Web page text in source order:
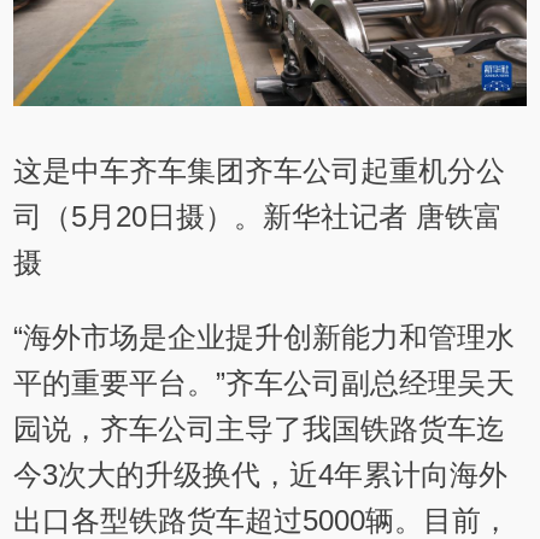
这是中车齐车集团齐车公司起重机分公
司（5月20日摄）。新华社记者 唐铁富
摄
“海外市场是企业提升创新能力和管理水
平的重要平台。”齐车公司副总经理吴天
园说，齐车公司主导了我国铁路货车迄
今3次大的升级换代，近4年累计向海外
出口各型铁路货车超过5000辆。目前，